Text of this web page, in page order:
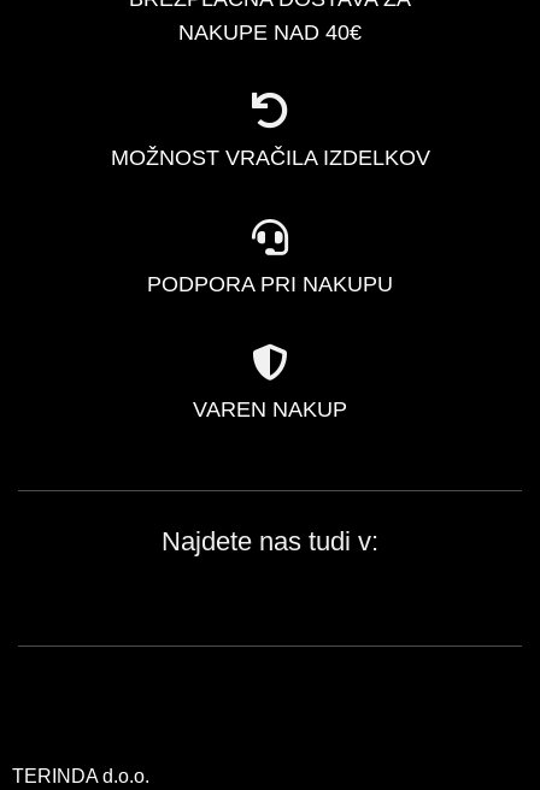
NAKUPE NAD 40€
MOŽNOST VRAČILA IZDELKOV
PODPORA PRI NAKUPU
VAREN NAKUP
Najdete nas tudi v:
TERINDA d.o.o.